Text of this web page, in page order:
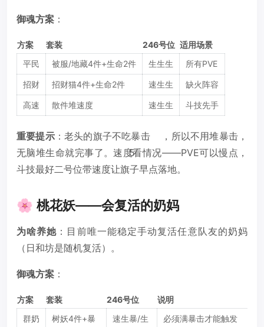
御魂方案 ：
方案 套装 246号位 适用场景
平民
被服/地藏4件+生命2件 生生生 所有PVE
招财 招财猫4件+生命2件 速生生 缺火阵容
高速 散件堆速度 速生生 斗技先手
重要提示：老头的旗子不吃暴击
5
，所以不用堆暴击，
无脑堆生命就完事了。速度看情况——PVE可以慢点，
斗技最好二号位带速度让旗子早点落地。
🌸 桃花妖——会复活的奶妈
为啥养她 ：目前唯一能稳定手动复活任意队友的奶妈
（日和坊是随机复活）。
御魂方案 ：
方案 套装 246号位
说明
群奶
树妖4件+暴
速生暴/生
必须满暴击才能触发